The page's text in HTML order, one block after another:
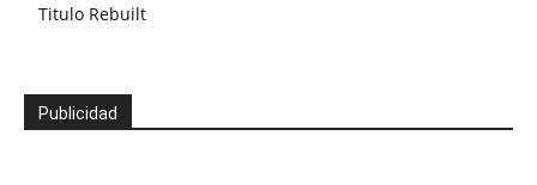
Titulo Rebuilt
Publicidad